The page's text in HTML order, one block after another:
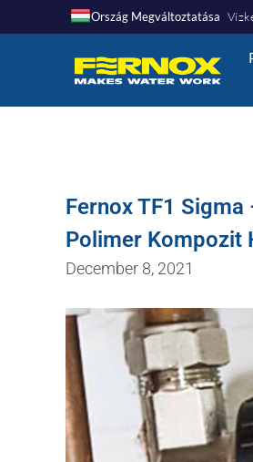
Ország Megváltoztatása
Fernox TF1
Polimer Kompozit
December 8, 2021